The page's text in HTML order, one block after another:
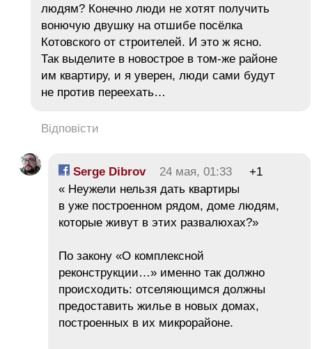
людям? Конечно люди не хотят получить
вонючую двушку на отшибе посёлка
Котовского от строителей. И это ж ясно.
Так выделите в новострое в том-же районе
им квартиру, и я уверен, люди сами будут
не против переехать…
Відповісти
Serge Dibrov 24 мая, 01:33
+1
« Неужели нельзя дать квартиры
в уже построенном рядом, доме людям,
которые живут в этих развалюхах?»
По закону «О комплексной
реконструкции…» именно так должно
происходить: отселяющимся должны
предоставить жилье в новых домах,
построенных в их микрорайоне.